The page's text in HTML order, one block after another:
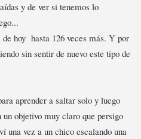
y de ver si tenemos lo
hoy hasta 126 veces más. Y por
sin sentir de nuevo este tipo de
aprender a saltar solo y luego
objetivo muy claro que persigo
una vez a un chico escalando una